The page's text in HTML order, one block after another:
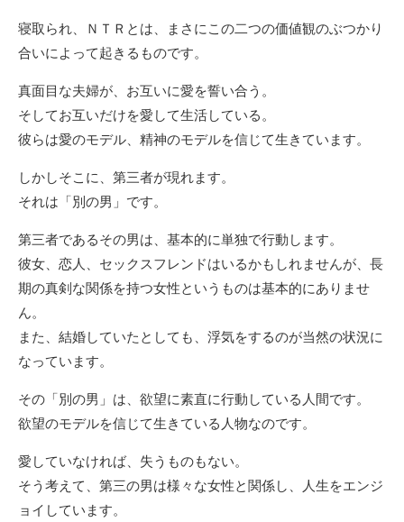
寝取られ、ＮＴＲとは、まさにこの二つの価値観のぶつかり
合いによって起きるものです。
真面目な夫婦が、お互いに愛を誓い合う。
そしてお互いだけを愛して生活している。
彼らは愛のモデル、精神のモデルを信じて生きています。
しかしそこに、第三者が現れます。
それは「別の男」です。
第三者であるその男は、基本的に単独で行動します。
彼女、恋人、セックスフレンドはいるかもしれませんが、長
期の真剣な関係を持つ女性というものは基本的にありませ
ん。
また、結婚していたとしても、浮気をするのが当然の状況に
なっています。
その「別の男」は、欲望に素直に行動している人間です。
欲望のモデルを信じて生きている人物なのです。
愛していなければ、失うものもない。
そう考えて、第三の男は様々な女性と関係し、人生をエンジ
ョイしています。